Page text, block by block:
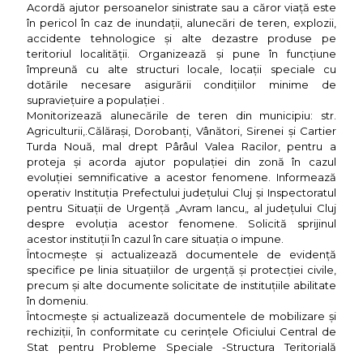
Acordă ajutor persoanelor sinistrate sau a căror viaţă este
în pericol în caz de inundaţii, alunecări de teren, explozii,
accidente tehnologice şi alte dezastre produse pe
teritoriul localităţii. Organizează şi pune în funcţiune
împreună cu alte structuri locale, locaţii speciale cu
dotările necesare asigurării condiţiilor minime de
supravieţuire a populaţiei .
Monitorizează alunecările de teren din municipiu: str.
Agriculturii,.Călăraşi, Dorobanţi, Vânători, Sirenei şi Cartier
Turda Nouă, mal drept Pârâul Valea Racilor, pentru a
proteja şi acorda ajutor populaţiei din zonă în cazul
evoluţiei semnificative a acestor fenomene. Informează
operativ Instituţia Prefectului judeţului Cluj şi Inspectoratul
pentru Situaţii de Urgenţă „Avram Iancu„ al judeţului Cluj
despre evoluţia acestor fenomene. Solicită sprijinul
acestor instituţii în cazul în care situaţia o impune.
Întocmeşte şi actualizează documentele de evidenţă
specifice pe linia situaţiilor de urgenţă şi protecţiei civile,
precum şi alte documente solicitate de instituţiile abilitate
în domeniu.
Întocmeşte şi actualizează documentele de mobilizare şi
rechiziţii, în conformitate cu cerinţele Oficiului Central de
Stat pentru Probleme Speciale -Structura Teritorială